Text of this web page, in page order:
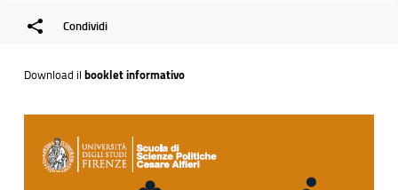
Condividi
Download ilbooklet informativo